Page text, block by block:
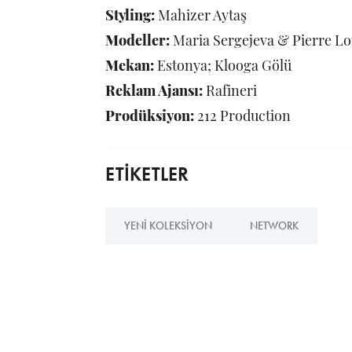
Styling: Mahizer Aytaş
Modeller: Maria Sergejeva & Pierre
Mekan: Estonya; Klooga Gölü
Reklam Ajansı: Rafineri
Prodüksiyon: 212 Production
ETİKETLER
YENI KOLEKSIYON NETWORK